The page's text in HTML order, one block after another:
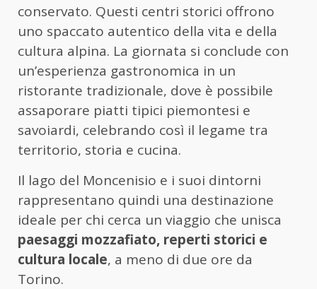
conservato. Questi centri storici offrono
uno spaccato autentico della vita e della
cultura alpina. La giornata si conclude con
un’esperienza gastronomica in un
ristorante tradizionale, dove è possibile
assaporare piatti tipici piemontesi e
savoiardi, celebrando così il legame tra
territorio, storia e cucina.
Il lago del Moncenisio e i suoi dintorni
rappresentano quindi una destinazione
ideale per chi cerca un viaggio che unisca
paesaggi mozzafiato, reperti storici e
cultura locale, a meno di due ore da
Torino.